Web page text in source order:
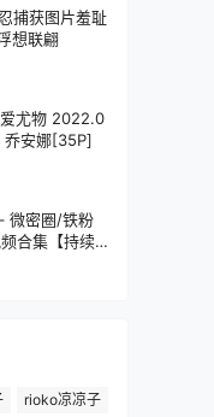
捕获图片羞耻
想联翩
尤物 2022.0
安娜[35P]
微密圈/铁粉
合集【持续
rioko凉凉子